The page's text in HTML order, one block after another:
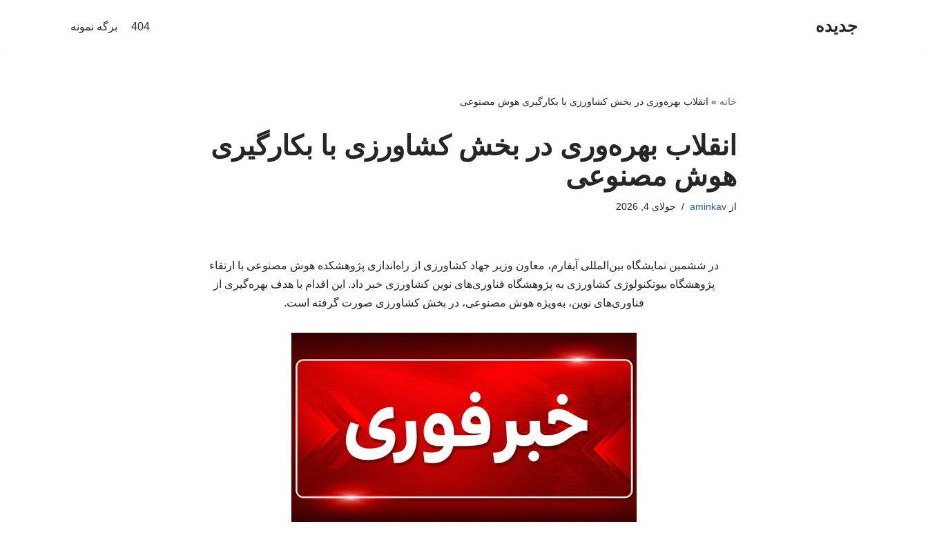
جدیده 404 برگه نمونه
خانه » انقلاب بهره‌وری در بخش کشاورزی با بکارگیری هوش مصنوعی
انقلاب بهره‌وری در بخش کشاورزی با بکارگیری
هوش مصنوعی
ازaminkav جولای 4, 2026
در ششمین نمایشگاه بین‌المللی آیفارم، معاون وزیر جهاد کشاورزی از راه‌اندازی پژوهشکده هوش مصنوعی با ارتقاء
پژوهشگاه بیوتکنولوژی کشاورزی به پژوهشگاه فناوری‌های نوین کشاورزی خبر داد. این اقدام با هدف بهره‌گیری از
فناوری‌های نوین، به‌ویژه هوش مصنوعی، در بخش کشاورزی صورت گرفته است.